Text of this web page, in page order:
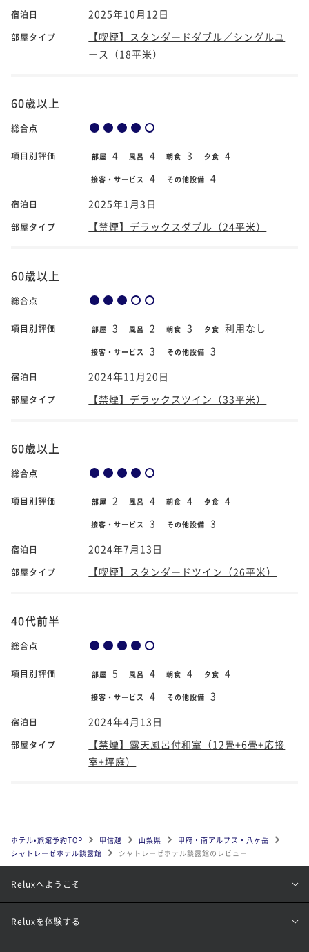
宿泊日 2025年10月12日
部屋タイプ
【喫煙】スタンダードダブル／シングルユ
ース（18平米）
60歳以上
総合点
項目別評価 部屋 4 風呂 4 朝食 3 夕食 4
接客・サービス 4 その他設備 4
宿泊日 2025年1月3日
部屋タイプ 【禁煙】デラックスダブル（24平米）
60歳以上
総合点
項目別評価 部屋 3 風呂 2 朝食 3 夕食 利用なし
接客・サービス 3 その他設備 3
宿泊日 2024年11月20日
部屋タイプ 【禁煙】デラックスツイン（33平米）
60歳以上
総合点
項目別評価 部屋 2 風呂 4 朝食 4 夕食 4
接客・サービス 3 その他設備 3
宿泊日 2024年7月13日
部屋タイプ 【喫煙】スタンダードツイン（26平米）
40代前半
総合点
項目別評価 部屋 5 風呂 4 朝食 4 夕食 4
接客・サービス 4 その他設備 3
宿泊日 2024年4月13日
部屋タイプ
【禁煙】露天風呂付和室（12畳+6畳+応接
室+坪庭）
ホテル•旅館予約TOP 甲信越 山梨県
甲府・南アルプス・八ヶ岳
シャトレーゼホテル談露館
シャトレーゼホテル談露館のレビュー
Reluxへようこそ
Reluxを体験する